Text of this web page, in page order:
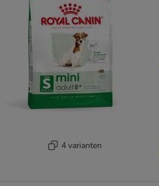
4 varianten